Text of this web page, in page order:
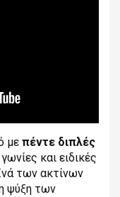
με πέντε διπλές
και ειδικές
των ακτίνων
ψύξη των